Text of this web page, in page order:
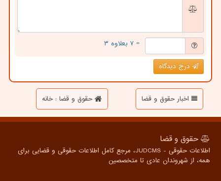
= ۷ بعلاوه ۳
درج دیدگاه
اخبار حقوق و قضا حقوق و قضا : خانه
حقوق و قضا
اطلاعات حقوقی - JUDCMS، مرجع کامل اطلاعات حقوقی و قضایی برای
همه، از شهروندان عادی تا متخصصین